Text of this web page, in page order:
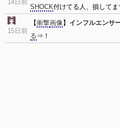
14日前
SHOCK付けてる人、損してま
15日前
【衝撃画像】 インフルエンサ
る⇒！